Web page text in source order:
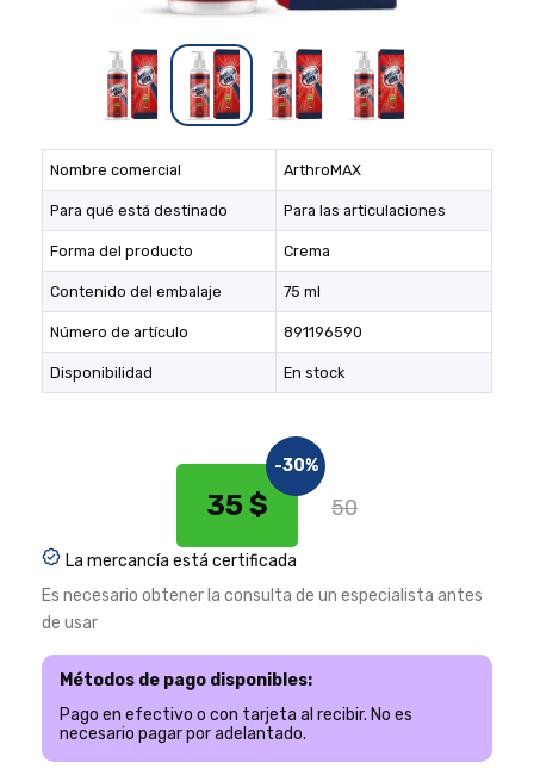
Nombre comercial ArthroMAX
Para qué está destinado Para las articulaciones
Forma del producto Crema
Contenido del embalaje 75 ml
Número de artículo 891196590
Disponibilidad En stock
35 $
-30%
50
La mercancía está certificada
Es necesario obtener la consulta de un especialista antes
de usar
Métodos de pago disponibles:
Pago en efectivo o con tarjeta al recibir. No es
necesario pagar por adelantado.